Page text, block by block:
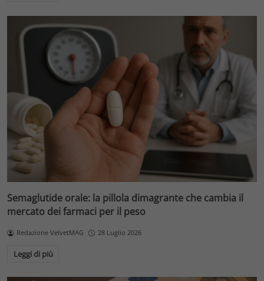
Semaglutide orale: la pillola dimagrante che cambia il
mercato dei farmaci per il peso
Redazione VelvetMAG 28 Luglio 2026
Leggi di più